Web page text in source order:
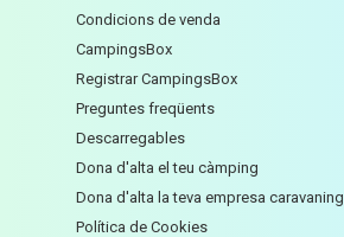
Condicions de venda
CampingsBox
Registrar CampingsBox
Preguntes freqüents
Descarregables
Dona d'alta el teu càmping
Dona d'alta la teva empresa caravaning
Política de Cookies